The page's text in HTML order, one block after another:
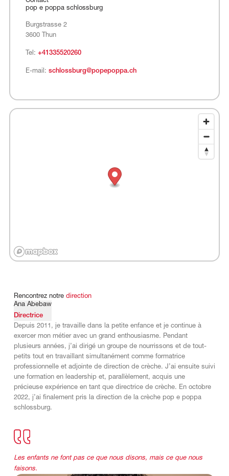
pop e poppa schlossburg
Burgstrasse 2
3600 Thun
Tel: +41335520260
E-mail: schlossburg@popepoppa.ch
Rencontrez notre direction
Ana Abebaw
Directrice
Depuis 2011, je travaille dans la petite enfance et je continue à
exercer mon métier avec un grand enthousiasme. Pendant
plusieurs années, j’ai dirigé un groupe de nourrissons et de tout-
petits tout en travaillant simultanément comme formatrice
professionnelle et adjointe de direction de crèche. J’ai ensuite suivi
une formation en leadership et, parallèlement, acquis une
précieuse expérience en tant que directrice de crèche. En octobre
2022, j’ai finalement pris la direction de la crèche pop e poppa
schlossburg.
Les enfants ne font pas ce que nous disons, mais ce que nous
faisons.